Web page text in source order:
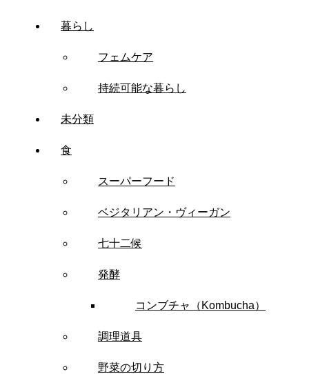
暮らし
フェムケア
持続可能な暮らし
未分類
食
スーパーフード
ベジタリアン・ヴィーガン
七十二候
発酵
コンブチャ（Kombucha）
調理道具
野菜の切り方